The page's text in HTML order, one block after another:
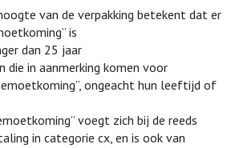
van de verpakking betekent dat er
is
dan 25 jaar
die in aanmerking komen voor
ongeacht hun leeftijd of
voegt zich bij de reeds
in categorie cx, en is ook van